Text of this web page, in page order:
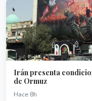
Irán presenta
de Ormuz
Hace 8h